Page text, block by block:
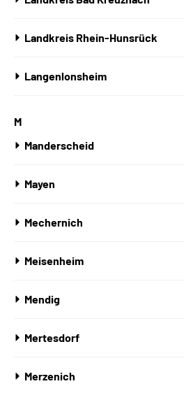
Landkreis Rhein-Hunsrück
Langenlonsheim
M
Manderscheid
Mayen
Mechernich
Meisenheim
Mendig
Mertesdorf
Merzenich